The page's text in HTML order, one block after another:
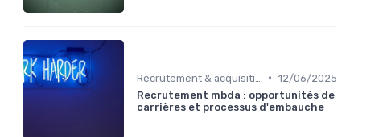
• 12/06/2025
Recrutement mbda : opportunités de
carrières et processus d'embauche